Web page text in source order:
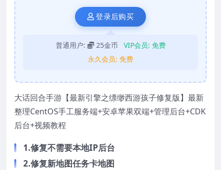
登录后购买
普通用户: 25金币 VIP会员: 免费
永久会员: 免费
大话回合手游【最新引擎之缥缈西游孩子修复版】最新
整理CentOS手工服务端+安卓苹果双端+管理后台+CDK
后台+视频教程
1.修复不需要本地IP后台
2.修复新地图任务卡地图